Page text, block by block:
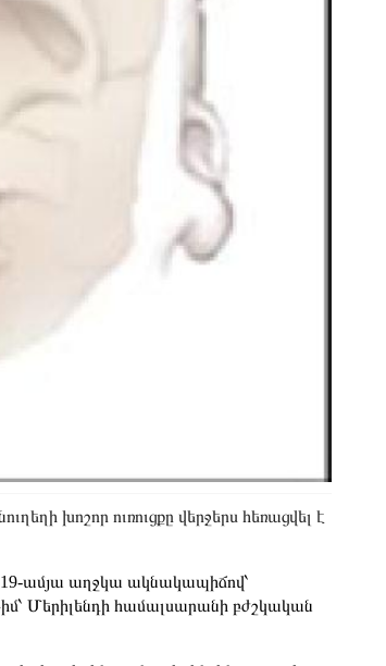
խոշոր ուռուցքը վերջերս հեռացվել է
19-ամյա աղջկա ակնակապիճով՝
Մերիլենդի համալսարանի բժշկական